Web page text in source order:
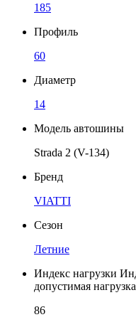
185
Профиль
60
Диаметр
14
Модель автошины
Strada 2 (V-134)
Бренд
VIATTI
Сезон
Летние
Индекс нагрузки
допустимая
86